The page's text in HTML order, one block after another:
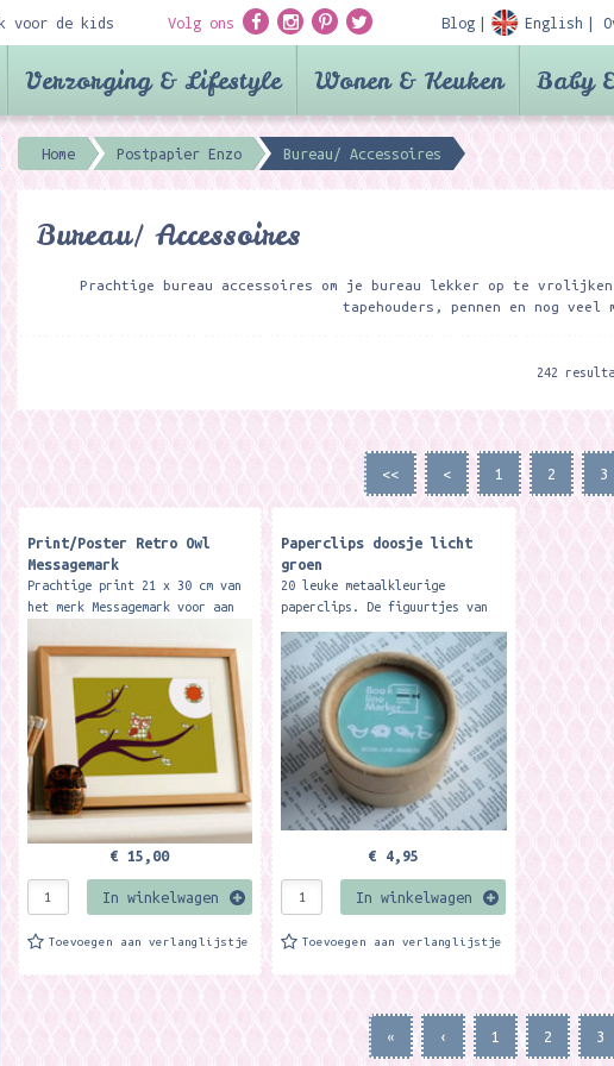
voor de kids Volg ons Blog English
Verzorging & Lifestyle Wonen & Keuken Baby
Home Postpapier Enzo Bureau/ Accessoires
Bureau/ Accessoires
Prachtige bureau accessoires om je bureau lekker op te
tapehouders, pennen en nog veel
242
<< < 1 2 3
Print/Poster Retro Owl
Messagemark
Prachtige print 21 x 30 cm van
het merk Messagemark voor aan
De prints zijn ontworpen en
gemaakt door Kyrie Kohlhagen...
€ 15,00
In winkelwagen
Toevoegen aan verlanglijstje
Paperclips doosje licht
groen
20 leuke metaalkleurige
paperclips. De figuurtjes van
voorkant van het doosje. Het
doosje is van bruin kraft
papier.
€ 4,95
In winkelwagen
Toevoegen aan verlanglijstje
« ‹ 1 2 3